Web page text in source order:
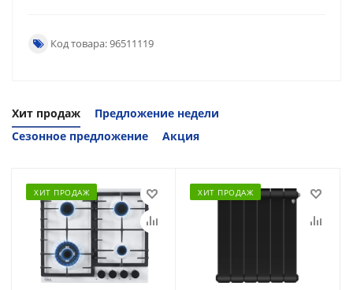
Код товара: 96511119
Хит продаж
Предложение недели
Сезонное предложение
Акция
ХИТ ПРОДАЖ ХИТ ПРОДАЖ